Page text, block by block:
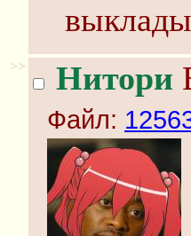
>> Нитори
Файл: